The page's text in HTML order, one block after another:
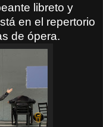
libreto y
en el repertorio
de ópera.